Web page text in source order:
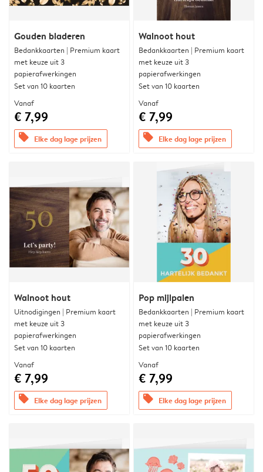
Gouden bladeren
Bedankkaarten | Premium kaart
met keuze uit 3
papierafwerkingen
Set van 10 kaarten
Vanaf
€ 7,99
offers Elke dag lage prijzen
Walnoot hout
Bedankkaarten | Premium kaart
met keuze uit 3
papierafwerkingen
Set van 10 kaarten
Vanaf
€ 7,99
offers Elke dag lage prijzen
Walnoot hout
Uitnodigingen | Premium kaart
met keuze uit 3
papierafwerkingen
Set van 10 kaarten
Vanaf
€ 7,99
offers Elke dag lage prijzen
Pop mijlpalen
Bedankkaarten | Premium kaart
met keuze uit 3
papierafwerkingen
Set van 10 kaarten
Vanaf
€ 7,99
offers Elke dag lage prijzen